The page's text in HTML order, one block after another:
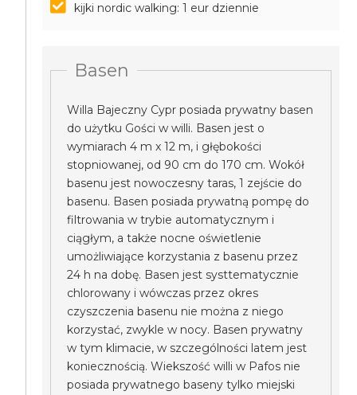
kijki nordic walking: 1 eur dziennie
Basen
Willa Bajeczny Cypr posiada prywatny basen
do użytku Gości w willi. Basen jest o
wymiarach 4 m x 12 m, i głębokości
stopniowanej, od 90 cm do 170 cm. Wokół
basenu jest nowoczesny taras, 1 zejście do
basenu. Basen posiada prywatną pompę do
filtrowania w trybie automatycznym i
ciągłym, a także nocne oświetlenie
umożliwiające korzystania z basenu przez
24 h na dobę. Basen jest systtematycznie
chlorowany i wówczas przez okres
czyszczenia basenu nie można z niego
korzystać, zwykle w nocy. Basen prywatny
w tym klimacie, w szczególności latem jest
koniecznością. Wiekszość willi w Pafos nie
posiada prywatnego baseny tylko miejski